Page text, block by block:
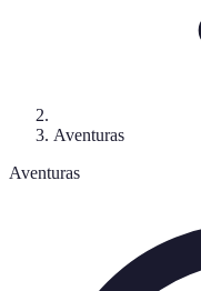
Aventuras
Aventuras